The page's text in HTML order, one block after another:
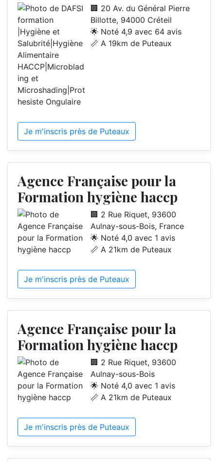
🏢 20 Av. du Général Pierre
Billotte, 94000 Créteil
🌟 Noté 4,9 avec 64 avis
📏 A 19km de Puteaux
Je m'inscris près de Puteaux
Agence Française pour la
Formation hygiène haccp
🏢 2 Rue Riquet, 93600
Aulnay-sous-Bois, France
🌟 Noté 4,0 avec 1 avis
📏 A 21km de Puteaux
Je m'inscris près de Puteaux
Agence Française pour la
Formation hygiène haccp
🏢 2 Rue Riquet, 93600
Aulnay-sous-Bois
🌟 Noté 4,0 avec 1 avis
📏 A 21km de Puteaux
Je m'inscris près de Puteaux